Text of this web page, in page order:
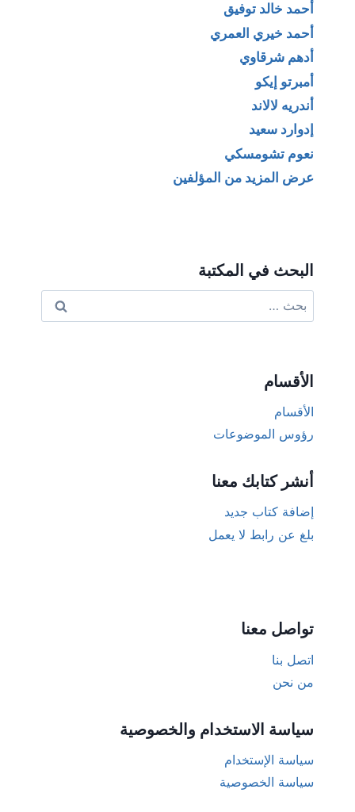
أحمد خالد توفيق
أحمد خيري العمري
أدهم شرقاوي
أمبرتو إيكو
أندريه لالاند
إدوارد سعيد
نعوم تشومسكي
عرض المزيد من المؤلفين
البحث في المكتبة
عن:
الأقسام
الأقسام
رؤوس الموضوعات
أنشر كتابك معنا
إضافة كتاب جديد
بلغ عن رابط لا يعمل
تواصل معنا
اتصل بنا
من نحن
سياسة الاستخدام والخصوصية
سياسة الإستخدام
سياسة الخصوصية